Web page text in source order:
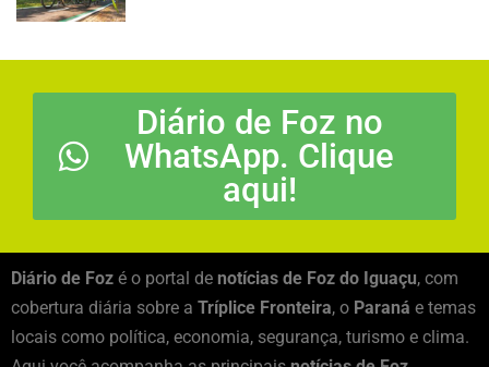
Diário de Foz no
WhatsApp. Clique
aqui!
Diário de Foz é o portal de notícias de Foz do Iguaçu, com
cobertura diária sobre a Tríplice Fronteira, o Paraná e temas
locais como política, economia, segurança, turismo e clima.